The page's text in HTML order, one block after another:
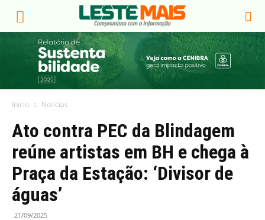
Início Notícias
Ato contra PEC da Blindagem
reúne artistas em BH e chega à
Praça da Estação: ‘Divisor de
águas’
21/09/2025